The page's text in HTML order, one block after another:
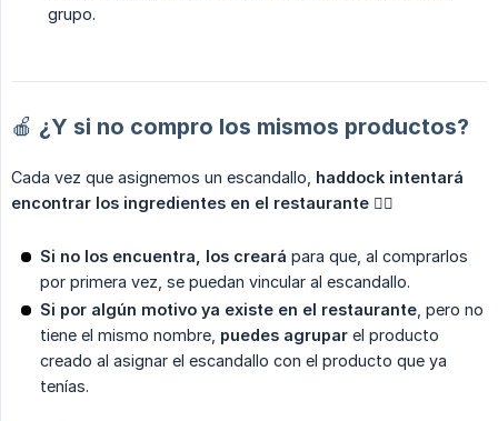
grupo.
🍎 ¿Y si no compro los mismos productos?
Cada vez que asignemos un escandallo, haddock intentará
encontrar los ingredientes en el restaurante 🕵️‍♀️
Si no los encuentra, los creará para que, al comprarlos
por primera vez, se puedan vincular al escandallo.
Si por algún motivo ya existe en el restaurante , pero no
tiene el mismo nombre, puedes agrupar el producto
creado al asignar el escandallo con el producto que ya
tenías.